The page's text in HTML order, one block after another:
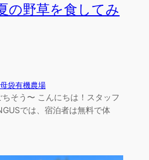
の野草を食してみ
母袋有機農場
そう〜 こんにちは！スタッフ
では、宿泊者は無料で体